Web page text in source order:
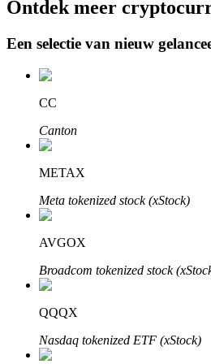
BTR-vergrendelingen
Exclusieve beleggingen voor
Leningen
Door crypto ondersteunde
Ontdek meer
Een selectie van nieuw
CC
Canton
METAX
Meta tokenized stock (xStock)
AVGOX
Broadcom tokenized stock
QQQX
Nasdaq tokenized ETF (xStock)